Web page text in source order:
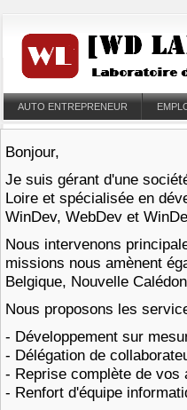
AUTO ENTREPRENEUR
Bonjour,
Je suis gérant d'une
Loire et spécialisée en
WinDev, WebDev et
Nous intervenons
missions nous amènent
Belgique, Nouvelle
Nous proposons les
- Développement sur
- Délégation de
- Reprise complète de
- Renfort d'équipe